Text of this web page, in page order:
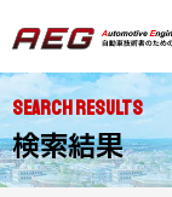
SEARCH RESULTS
検索結果